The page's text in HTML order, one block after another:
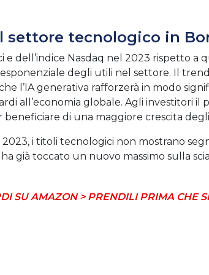
settore tecnologico in
dell’indice Nasdaq nel 2023 rispetto a
degli utili nel settore. Il
l’IA generativa rafforzerà in modo
all’economia globale. Agli investitori il
di una maggiore crescita
i titoli tecnologici non mostrano
già toccato un nuovo massimo sulla
SU AMAZON > PRENDILI PRIMA CHE